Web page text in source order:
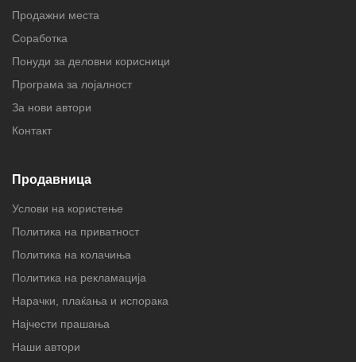
Продажни места
Соработка
Понуди за деловни корисници
Програма за лојалност
За нови автори
Контакт
Продавница
Услови на користење
Политика на приватност
Политика на колачиња
Политика на рекламација
Нарачки, плаќања и испорака
Најчести прашања
Наши автори